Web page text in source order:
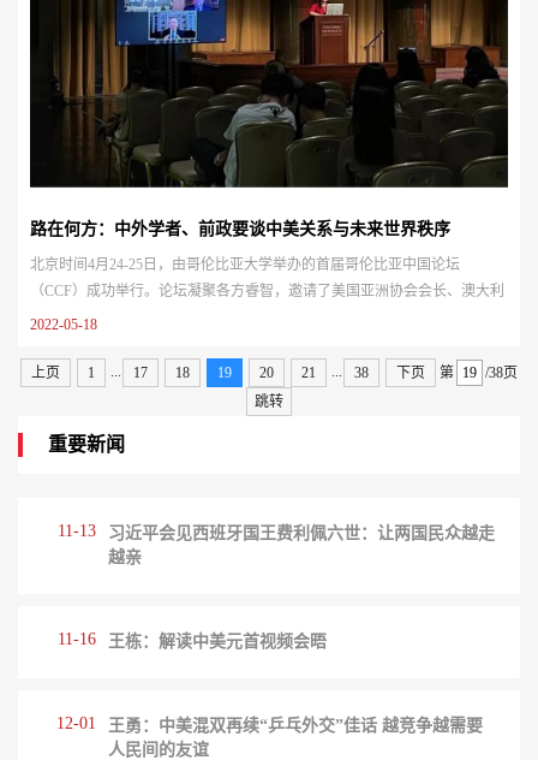
路在何方：中外学者、前政要谈中美关系与未来世界秩序
北京时间4月24-25日，由哥伦比亚大学举办的首届哥伦比亚中国论坛
（CCF）成功举行。论坛凝聚各方睿智，邀请了美国亚洲协会会长、澳大利
亚前总理陆克文（Kevin Michael Rudd），世界银行前高级副行长兼首席经
外人文交流研究基地特邀专家林毅夫，清华大学苏世民书院院长、北京大学
中外人文交流研究基地学术委员薛澜，中石化集团原董事长傅成玉，哥伦比
2022-05-18
上页 1 ... 17 18 19 20 21 ... 38 下页 第
/38页
跳转
重要新闻
11-13
习近平会见西班牙国王费利佩六世：让两国民众越走
越亲
11-16 王栋：解读中美元首视频会晤
12-01
王勇：中美混双再续“乒乓外交”佳话 越竞争越需要
人民间的友谊